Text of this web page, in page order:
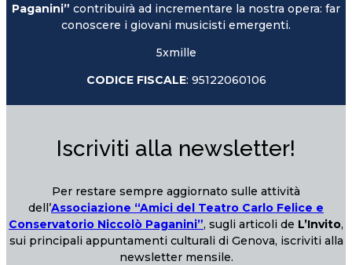
Paganini” contribuirà ad incrementare la nostra opera: far
conoscere i giovani musicisti emergenti.
5xmille
CODICE FISCALE: 95122060106
Iscriviti alla newsletter!
Per restare sempre aggiornato sulle attività
dell’Associazione “Amici del Teatro Carlo Felice e
Conservatorio Niccolò Paganini”, sugli articoli de L’Invito,
sui principali appuntamenti culturali di Genova, iscriviti alla
newsletter mensile.